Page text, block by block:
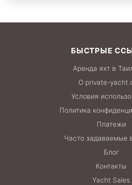
БЫСТРЫЕ
Аренда яхт в
О private-
Условия
Политика
Платежи
Часто задаваемые
Блог
Контакты
Yacht Sales